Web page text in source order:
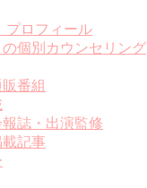
プロフィール
個別カウンセリング
番組
誌・出演監修
記事